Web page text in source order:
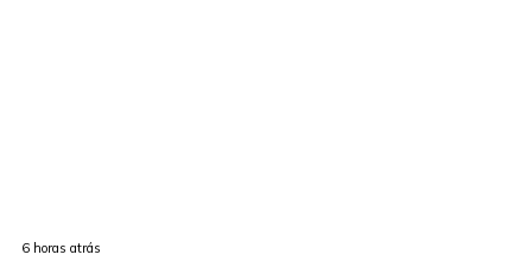
6 horas atrás